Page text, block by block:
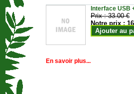
Interface USB
Prix :33.00 €
Notre prix :
Ajouter au
En savoir plus...